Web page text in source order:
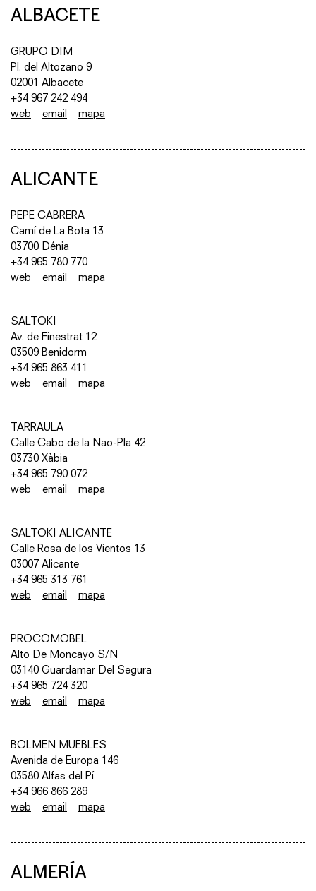
ALBACETE
GRUPO DIM
Pl. del Altozano 9
02001 Albacete
+34 967 242 494
web
email mapa
ALICANTE
PEPE CABRERA
Camí de La Bota 13
03700 Dénia
+34 965 780 770
web
email mapa
SALTOKI
Av. de Finestrat 12
03509 Benidorm
+34 965 863 411
web
email mapa
TARRAULA
Calle Cabo de la Nao-Pla 42
03730 Xàbia
+34 965 790 072
web
email mapa
SALTOKI ALICANTE
Calle Rosa de los Vientos 13
03007 Alicante
+34 965 313 761
web
email mapa
PROCOMOBEL
Alto De Moncayo S/N
03140 Guardamar Del Segura
+34 965 724 320
web
email mapa
BOLMEN MUEBLES
Avenida de Europa 146
03580 Alfas del Pí
+34 966 866 289
web
email mapa
ALMERÍA